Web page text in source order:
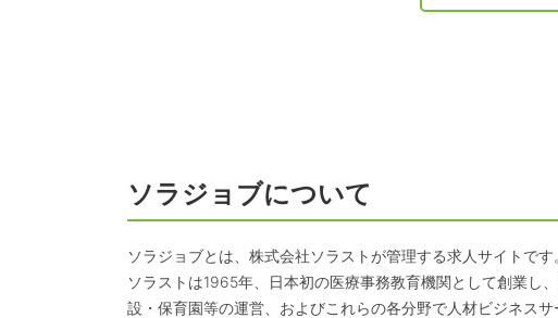
ソラジョブについて
ソラジョブとは、株式会社ソラストが管理する求人サイトです
ソラストは1965年、日本初の医療事務教育機関として創業し
設・保育園等の運営、およびこれらの各分野で人材ビジネスサ